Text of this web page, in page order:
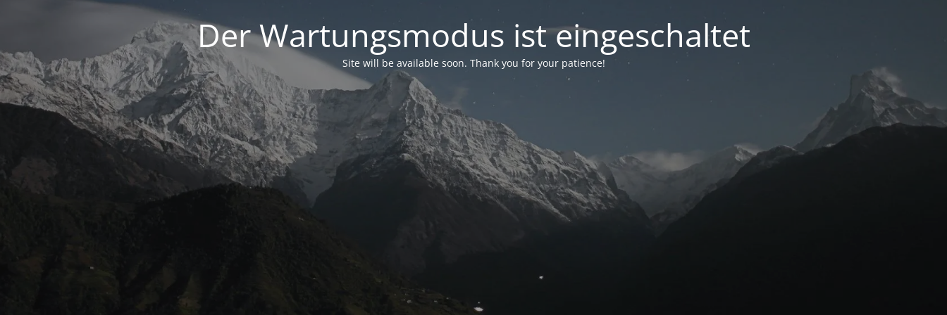
Der Wartungsmodus ist eingeschaltet
Site will be available soon. Thank you for your patience!